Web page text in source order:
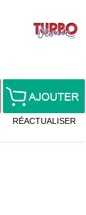
RÉACTUALISER